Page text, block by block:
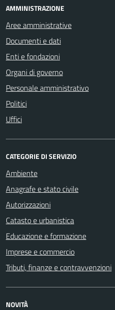
AMMINISTRAZIONE
Aree amministrative
Documenti e dati
Enti e fondazioni
Organi di governo
Personale amministrativo
Politici
Uffici
CATEGORIE DI SERVIZIO
Ambiente
Anagrafe e stato civile
Autorizzazioni
Catasto e urbanistica
Educazione e formazione
Imprese e commercio
Tributi, finanze e contravvenzioni
NOVITÀ